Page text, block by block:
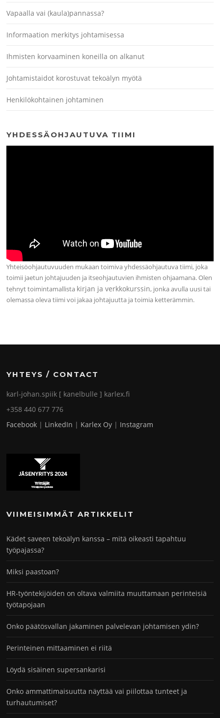
Vapaalla vai (kaula)pannassa?
Informaation merkitys johtamisessa
Ihmisten korvaaminen koneilla on alkanut
Johtamistaidot korostuvat tekoälyn myötä
Henkilökohtainen johtaminen
YHDESSÄOHJAUTUVA TIIMI
Yhteisöohjautuvuuden mukaan toimiva yhdessäohjautuva tiimi, joka
toimii jaetun johtajuuden ja itseohjautuvien ihmisten ohjaamana. Olen
tehnyt toimintamallista kirjan ja verkkokurssin, jonka avulla uusi tai
olemassa oleva tiimi voi jakaa johtajuutta ja toimia ketterämmin.
YHTEYS / CONTACT
karl-johan.spiik [ kanelbulle ] karlex.fi
+358 440 677 776
Facebook | LinkedIn | Karlex Oy | Instagram
VIIMEISIMMÄT ARTIKKELIT
Kädet saveen tekoälyn kanssa – mitä oikeasti tapahtuu
työpajassa?
Miksi paastoan?
HR-työntekijöiden on oltava valmiita muuttamaan perinteisiä
työtapojaan
Onko päätösvallan jakaminen palvelevan johtamisen ydin?
Perinteinen mittaaminen ei riitä
Löydä sisäinen supersankarisi
Onko ammattimaisuutta näyttää vai piilottaa tunteet ja
turhautumiset?